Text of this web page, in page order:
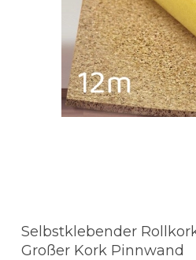
Selbstklebender
Großer Kork Pinnwand